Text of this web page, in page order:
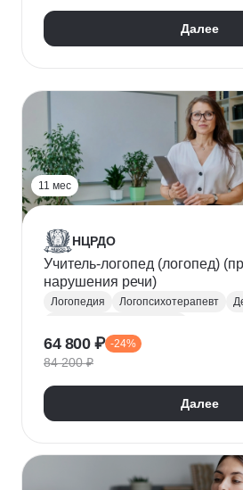
Далее
11 мес
НЦРДО
Учитель-логопед (логопед)
нарушения речи)
Логопедия Логопсихотерапевт
Коррекционная педагогика
64 800 ₽ -24%
84 200 ₽
Далее